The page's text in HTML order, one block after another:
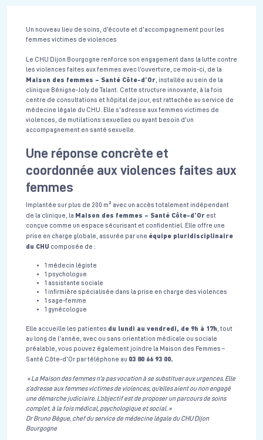
Un nouveau lieu de soins, d’écoute et d’accompagnement pour les
femmes victimes de violences
Le CHU Dijon Bourgogne renforce son engagement dans la lutte contre
les violences faites aux femmes avec l’ouverture, ce mois-ci, de la
Maison des femmes – Santé Côte-d’Or , installée au sein de la
clinique Bénigne-Joly de Talant. Cette structure innovante, à la fois
centre de consultations et hôpital de jour, est rattachée au service de
médecine légale du CHU. Elle s’adresse aux femmes victimes de
violences, de mutilations sexuelles ou ayant besoin d’un
accompagnement en santé sexuelle.
Une réponse concrète et
coordonnée aux violences faites aux
femmes
Implantée sur plus de 200 m² avec un accès totalement indépendant
de la clinique, la Maison des femmes – Santé Côte-d’Or est
conçue comme un espace sécurisant et confidentiel. Elle offre une
prise en charge globale, assurée par une équipe pluridisciplinaire
du CHU composée de :
1 médecin légiste
1 psychologue
1 assistante sociale
1 infirmière spécialisée dans la prise en charge des violences
1 sage-femme
1 gynécologue
Elle accueille les patientes du lundi au vendredi, de 9h à 17h , tout
au long de l’année, avec ou sans orientation médicale ou sociale
préalable, vous pouvez également joindre la Maison des Femmes –
Santé Côte-d’Or par téléphone au 03 80 66 93 00.
« La Maison des femmes n’a pas vocation à se substituer aux urgences. Elle
s’adresse aux femmes victimes de violences, qu’elles aient ou non engagé
une démarche judiciaire. L’objectif est de proposer un parcours de soins
complet, à la fois médical, psychologique et social. »
Dr Bruno Bègue, chef du service de médecine légale du CHU Dijon
Bourgogne